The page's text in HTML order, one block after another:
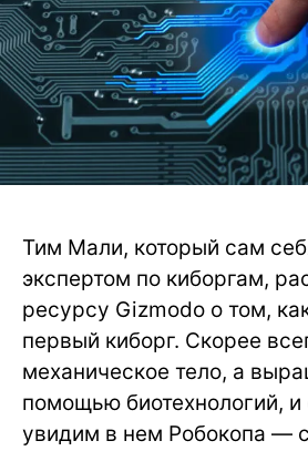
Тим Мали, который сам
экспертом по киборгам,
ресурсу Gizmodo о том,
первый киборг. Скорее
механическое тело, а
помощью биотехнологий,
увидим в нем Робокопа —